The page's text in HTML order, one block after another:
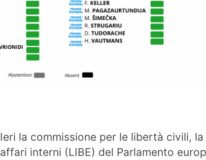
Ieri la commissione per le libertà civili,
affari interni (LIBE) del Parlamento